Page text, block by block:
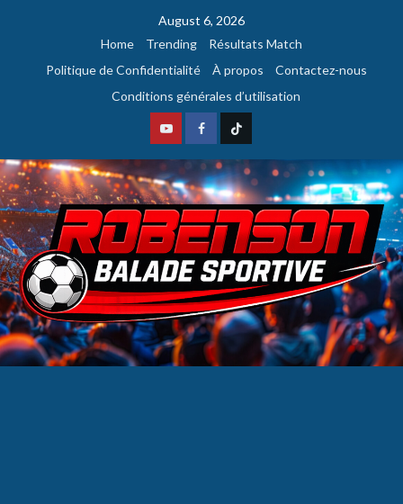
August 6, 2026
Home
Trending
Résultats Match
Politique de Confidentialité
À propos
Contactez-nous
Conditions générales d’utilisation